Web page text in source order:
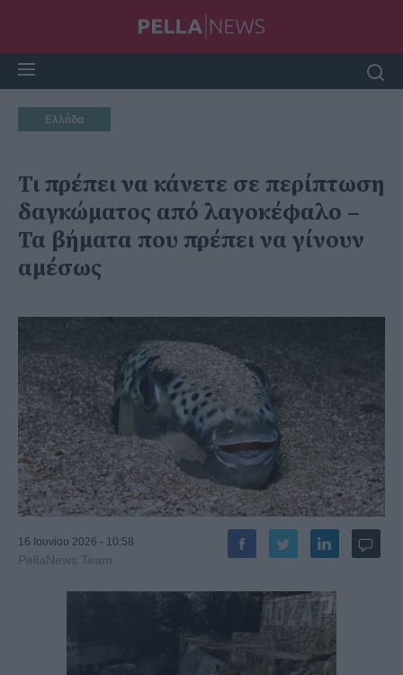
Ελλάδα
Τι πρέπει να κάνετε σε περίπτωση
δαγκώματος από λαγοκέφαλο –
Τα βήματα που πρέπει να γίνουν
αμέσως
16 Ιουνίου 2026 - 10:58
PellaNews Team